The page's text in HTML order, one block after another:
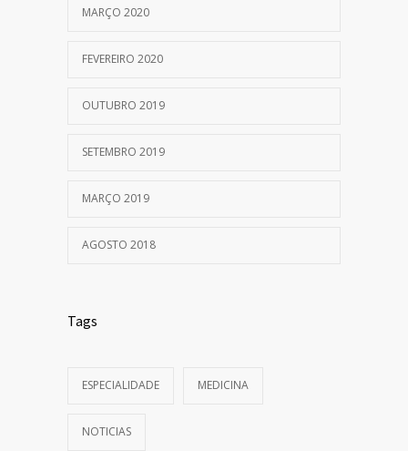
MARÇO 2020
FEVEREIRO 2020
OUTUBRO 2019
SETEMBRO 2019
MARÇO 2019
AGOSTO 2018
Tags
ESPECIALIDADE MEDICINA
NOTICIAS